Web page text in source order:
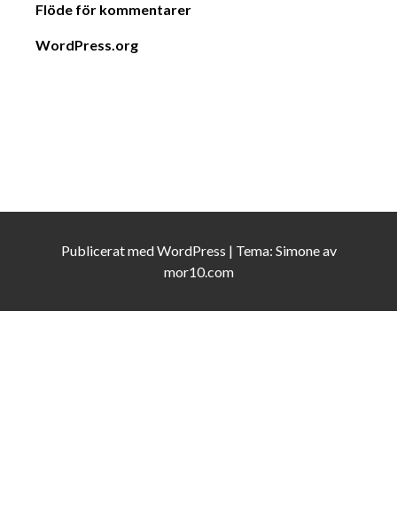
Flöde för kommentarer
WordPress.org
Publicerat medWordPress | Tema: Simoneav
mor10.com